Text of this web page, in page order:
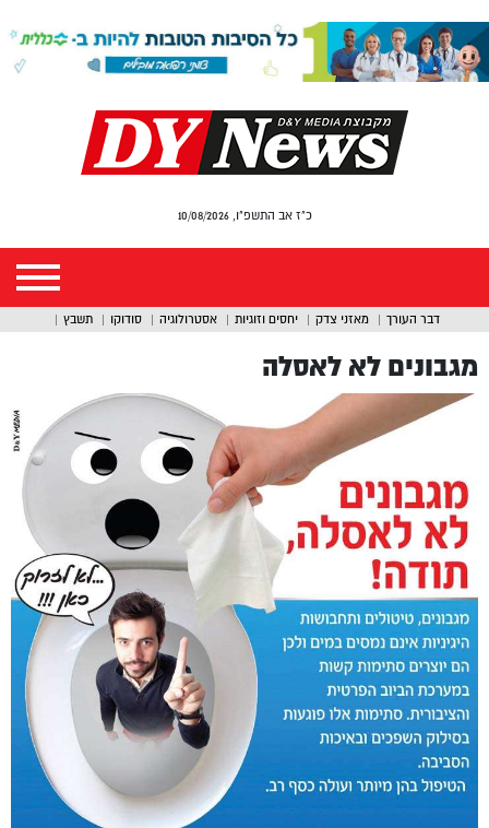
כ"ז אב התשפ"ו, 10/08/2026
דבר העורך מאזני צדק יחסים וזוגיות אסטרולוגיה סודוקו תשבץ
מגבונים לא לאסלה